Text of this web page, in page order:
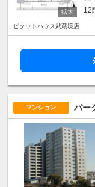
12
ピタットハウス武蔵境店
マンション パー